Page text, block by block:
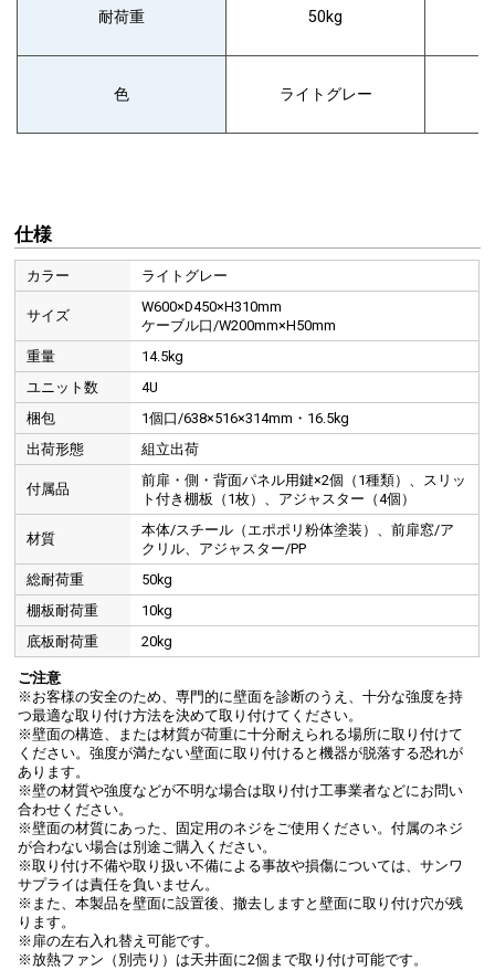
前扉には鍵が付いており、セキュリティ性を高めています。
また、側面にも鍵を標準装備しています。
開閉方向が選べる前扉
耐荷重
色
50kg
ライトグレー
仕様
カラー ライトグレー
サイズ
W600×D450×H310mm
ケーブル口/W200mm×H50mm
重量
14.5kg
ユニット数
4U
梱包
1個口/638×516×314mm・16.5kg
出荷形態
組立出荷
付属品
前扉・側・背面パネル用鍵×2個（1種類）、スリッ
ト付き棚板（1枚）、アジャスター（4個）
材質
本体/スチール（エポポリ粉体塗装）、前扉窓/ア
クリル、アジャスター/PP
総耐荷重
50kg
棚板耐荷重
10kg
底板耐荷重
20kg
ご注意
※お客様の安全のため、専門的に壁面を診断のうえ、十分な強度を持
つ最適な取り付け方法を決めて取り付けてください。
※壁面の構造、または材質が荷重に十分耐えられる場所に取り付けて
ください。強度が満たない壁面に取り付けると機器が脱落する恐れが
あります。
※壁の材質や強度などが不明な場合は取り付け工事業者などにお問い
合わせください。
※壁面の材質にあった、固定用のネジをご使用ください。付属のネジ
が合わない場合は別途ご購入ください。
※取り付け不備や取り扱い不備による事故や損傷については、サンワ
サプライは責任を負いません。
※また、本製品を壁面に設置後、撤去しますと壁面に取り付け穴が残
ります。
※扉の左右入れ替え可能です。
※放熱ファン（別売り）は天井面に2個まで取り付け可能です。